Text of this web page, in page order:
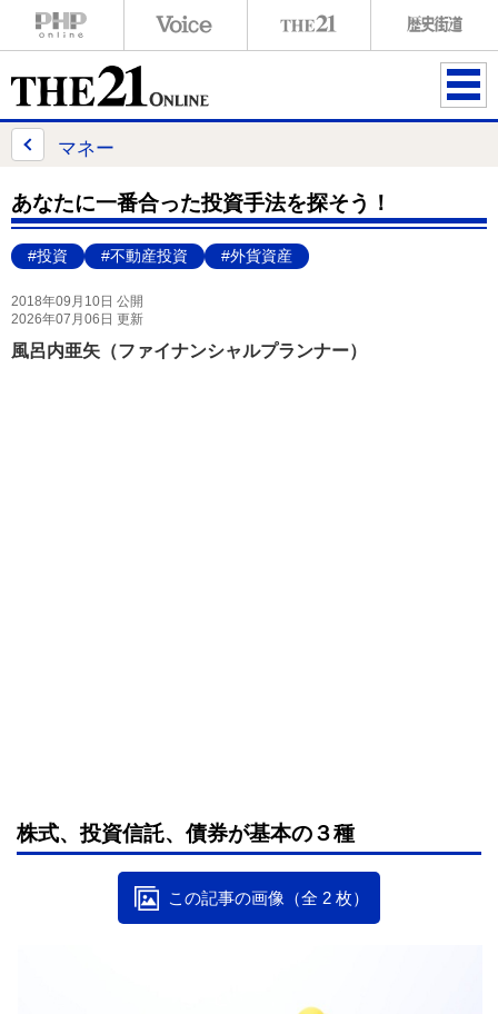
ME
マネー
あなたに一番合った投資手法を探そう！
#投資 #不動産投資 #外貨資産
2018年09月10日 公開
2026年07月06日 更新
風呂内亜矢（ファイナンシャルプランナー）
株式、投資信託、債券が基本の３種
この記事の画像（全 2 枚）